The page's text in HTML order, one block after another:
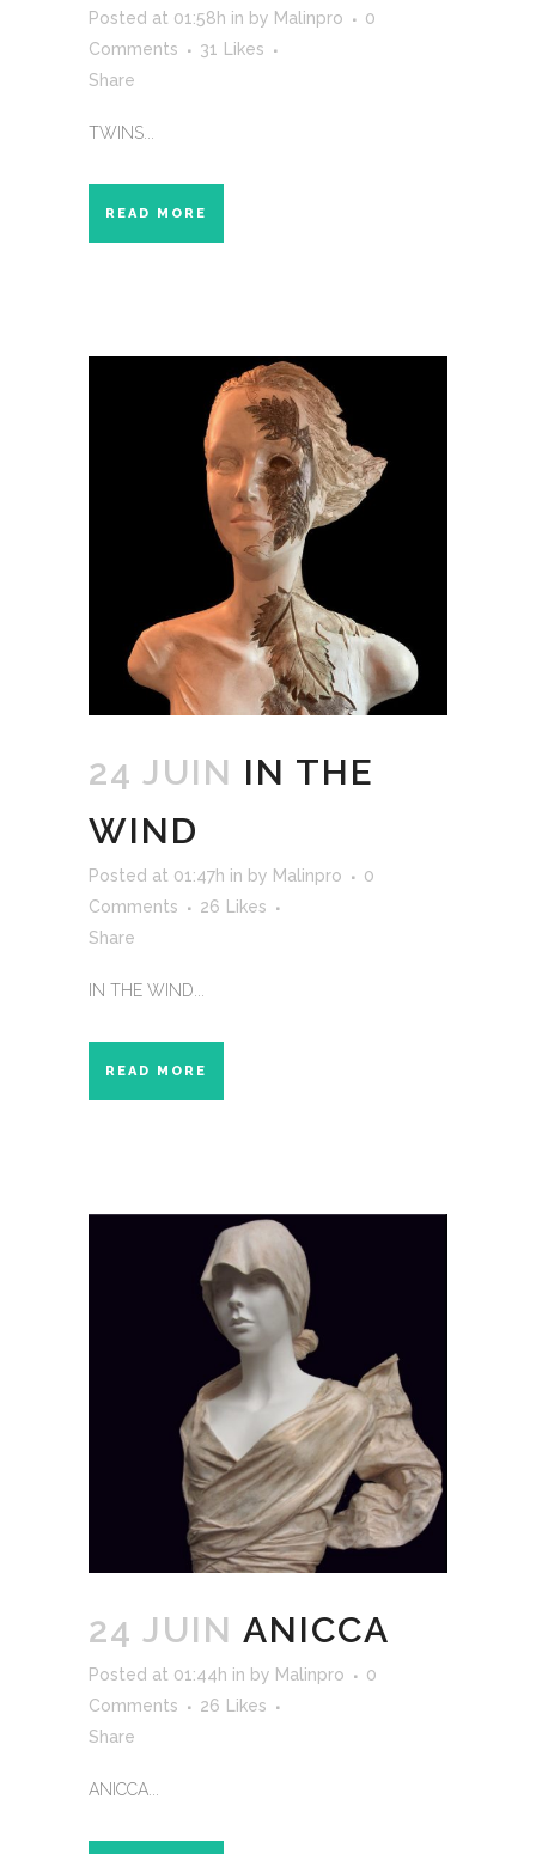
Posted at 01:58h in by Malinpro
0
Comments
31
Likes
Share
TWINS...
READ MORE
24 JUIN IN THE
WIND
Posted at 01:47h in by Malinpro
0
Comments
26
Likes
Share
IN THE WIND...
READ MORE
24 JUIN ANICCA
Posted at 01:44h in by Malinpro
0
Comments
26
Likes
Share
ANICCA...